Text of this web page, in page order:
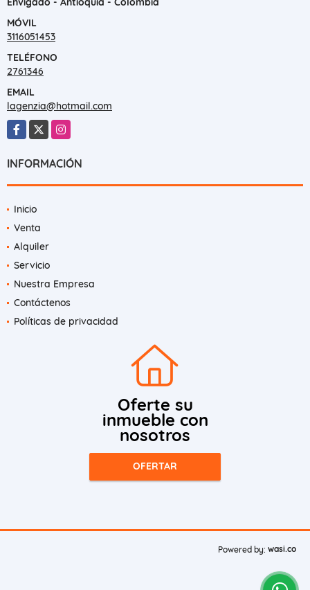
MÓVIL
3116051453
TELÉFONO
2761346
EMAIL
lagenzia@hotmail.com
Facebook
X Instagram
INFORMACIÓN
Inicio
Venta
Alquiler
Servicio
Nuestra Empresa
Contáctenos
Políticas de privacidad
Oferte su
inmueble con
nosotros
OFERTAR
Powered by: wasi.co